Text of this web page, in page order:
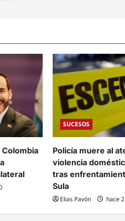
SUCESOS
Policía muere al
violencia
tras
Sula
Elias Pavón hace